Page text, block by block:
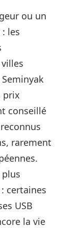
ou un
les
prix
conseillé
rarement
certaines
USB
la vie